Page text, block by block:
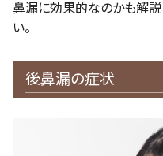
鼻漏に効果的なのかも解説
い。
後鼻漏の症状